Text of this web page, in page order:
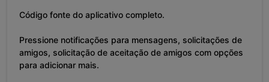
Código fonte do aplicativo completo.
Pressione notificações para mensagens, solicitações de
amigos, solicitação de aceitação de amigos com opções
para adicionar mais.